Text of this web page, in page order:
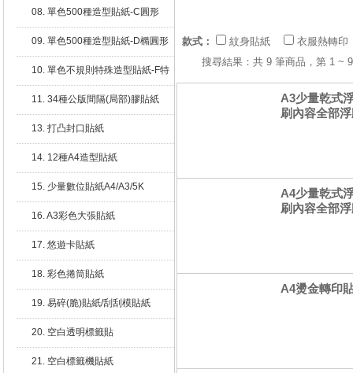
08. 單色500種造型貼紙-C圓形
09. 單色500種造型貼紙-D橢圓形
10. 單色不規則特殊造型貼紙-F特
11. 34種公版間隔(局部)膠貼紙
13. 打凸封口貼紙
14. 12種A4造型貼紙
15. 少量數位貼紙A4/A3/5K
16. A3彩色大張貼紙
17. 悠遊卡貼紙
18. 彩色捲筒貼紙
19. 易碎(脆)貼紙/刮刮模貼紙
20. 空白透明標籤貼
21. 空白標籤機貼紙
款式： 紋身貼紙
衣服熱轉印
搜尋結果：共 9 筆商品，第
A3少量乾式
刷內容全部
A4少量乾式
刷內容全部
A4燙金轉印